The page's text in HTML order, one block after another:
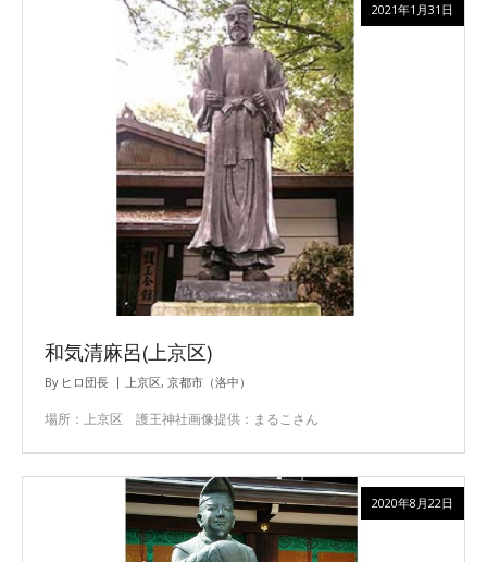
和気清麻呂(上京区)
By ヒロ団長 上京区, 京都市（洛中）
場所：上京区 護王神社画像提供：まるこさん
2021年1月31日
2020年8月22日